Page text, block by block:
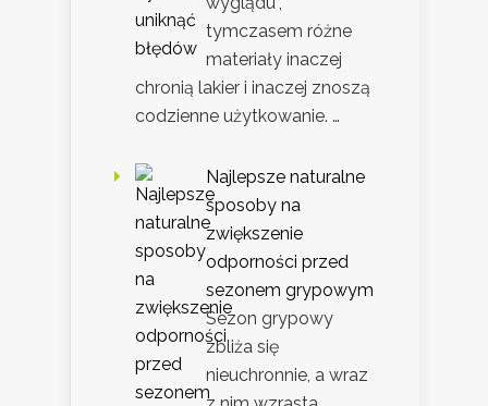
tymczasem różne
materiały inaczej
chronią lakier i inaczej znoszą
codzienne użytkowanie. …
Najlepsze naturalne
sposoby na
zwiększenie
odporności przed
sezonem grypowym
Sezon grypowy
zbliża się
nieuchronnie, a wraz